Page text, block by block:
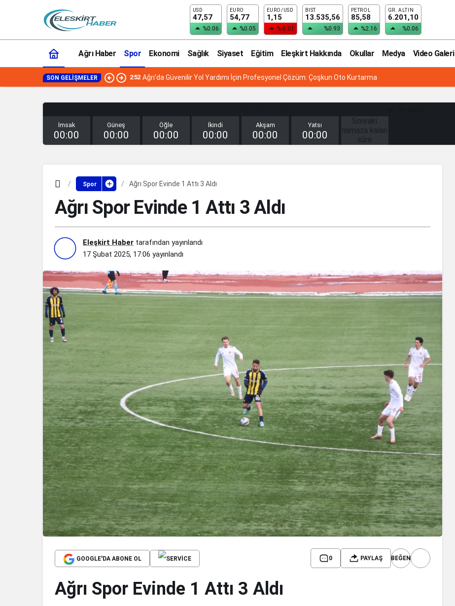
USD
47,57
%0.06
EURO
54,77
%0.05
EURO/USD
1,15
%-0.01
BIST
13.535,56
%0.93
PETROL
85,58
%2.16
GR. ALTIN
6.201,10
%0.06
Ağrı Haber Spor Ekonomi Sağlık Siyaset Eğitim Eleşkirt Hakkında Okullar Medya Video Galeri
SON GELIŞMELER 2:52 Ağrı’da Güvenilir Yol Yardımı İçin Profesyonel Çözüm: Çoşkun Oto Kurtarma
İmsak
00:00
Güneş
00:00
Öğle
00:00
İkindi
00:00
Akşam
00:00
Yatsı
00:00
Sonraki
namaza kalan
süre
Spor Ağrı Spor Evinde 1 Attı 3 Aldı
Ağrı Spor Evinde 1 Attı 3 Aldı
Eleşkirt Haber tarafından yayınlandı
17 Şubat 2025, 17:06 yayınlandı
GOOGLE'DA ABONE OL 0 PAYLAŞ BEĞEN
Ağrı Spor Evinde 1 Attı 3 Aldı